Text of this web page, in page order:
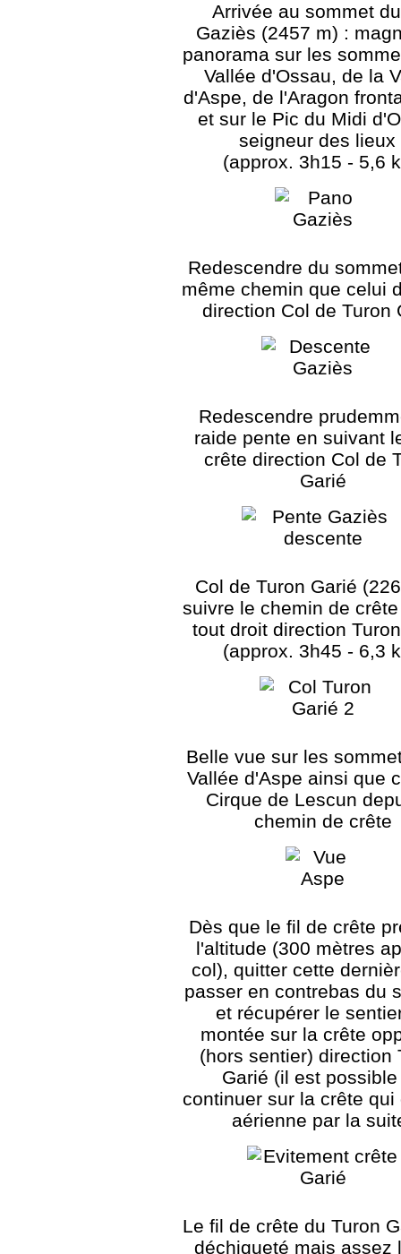
Arrivée au sommet
Gaziès (2457 m) :
panorama sur les
Vallée d'Ossau, de la
d'Aspe, de l'Aragon
et sur le Pic du Midi
seigneur des lieux
(approx. 3h15 - 5,6
Redescendre du
même chemin que celui
direction Col de Turon
Redescendre
raide pente en suivant
crête direction Col de
Garié
Col de Turon Garié
suivre le chemin de
tout droit direction
(approx. 3h45 - 6,3
Belle vue sur les
Vallée d'Aspe ainsi que
Cirque de Lescun
chemin de crête
Dès que le fil de crête
l'altitude (300 mètres
col), quitter cette
passer en contrebas du
et récupérer le
montée sur la crête
(hors sentier) direction
Garié (il est
continuer sur la crête qui
aérienne par la
Le fil de crête du Turon
déchiqueté mais assez